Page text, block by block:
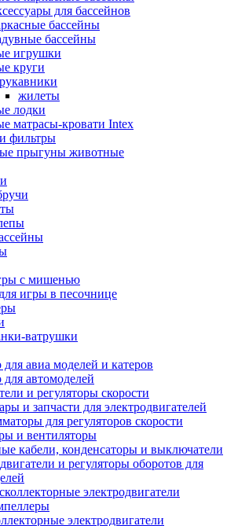
для бассейнов
бассейны
бассейны
игрушки
круги
жилеты
лодки
матрасы-кровати Intex
фильтры
прыгуны животные
с мишенью
игры в песочнице
ватрушки
авиа моделей и катеров
автомоделей
и регуляторы скорости
и запчасти для электродвигателей
для регуляторов скорости
и вентиляторы
кабели, конденсаторы и выключатели
и регуляторы оборотов для
электродвигатели
электродвигатели